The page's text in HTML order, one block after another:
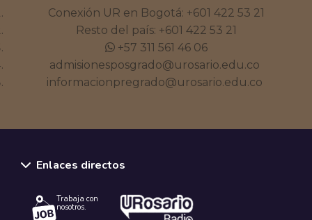
Conexión UR en Bogotá: +601 422 53 21
Resto del país: +601 422 53 21
+57 311 561 46 06
admisionesposgrado@urosario.edu.co
informacionpregrado@urosario.edu.co
Enlaces directos
Trabaja con
nosotros.